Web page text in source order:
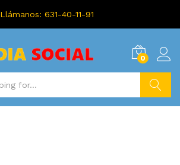
Llámanos: 631-40-11-91
0